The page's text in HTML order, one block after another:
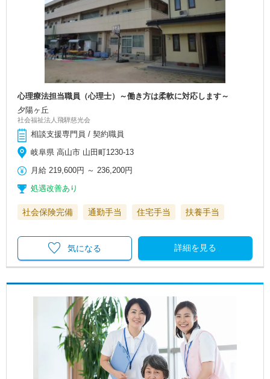
心理療法担当職員（心理士）～働き方は柔軟に対応します～
夕陽ヶ丘
社会福祉法人飛騨慈光会
相談支援専門員 / 契約職員
岐阜県 高山市 山田町1230-13
月給 219,600円 ～ 236,200円
処遇改善あり
社会保険完備 通勤手当 住宅手当 扶養手当
詳細を見る
気になる